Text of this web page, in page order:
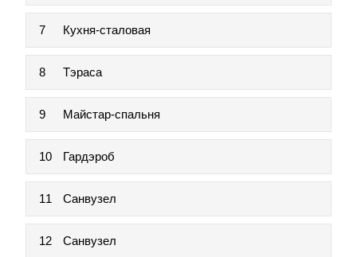
7 Кухня-сталовая
8 Тэраса
9 Майстар-спальня
10 Гардэроб
11 Санвузел
12 Санвузел